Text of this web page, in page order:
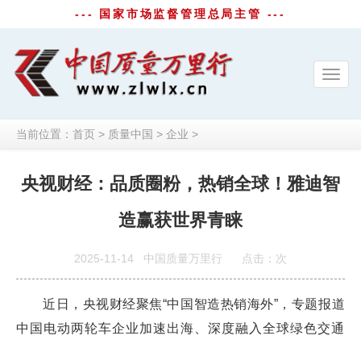
--- 国家市场监督管理总局主管 ---
当前位置： 首页 > 质量中国 > 企业 >
央视财经：品质圈粉，热销全球！雅迪智
造赢获世界青睐
2025-11-14 中国质量万里行 点击： 次
近日，央视财经聚焦“中国智造热销海外”，专题报道
中国电动两轮车企业加速出海、深度融入全球绿色交通